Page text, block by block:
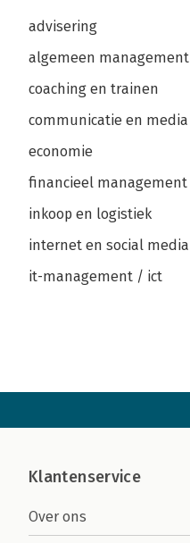
advisering
algemeen management
coaching en trainen
communicatie en media
economie
financieel management
inkoop en logistiek
internet en social media
it-management / ict
Klantenservice
Over ons